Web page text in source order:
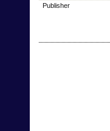
Publisher